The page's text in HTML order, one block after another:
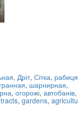
, Дріт, Сітка, рабиця
, шарнирная,
, огорожі, автобанів,
tracts, gardens,